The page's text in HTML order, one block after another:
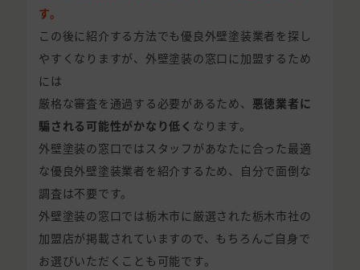
す。
この後に紹介する方法でも優良外壁塗装業者を探し
やすくなりますが、外壁塗装の窓口に加盟するため
には
厳格な審査を通過する必要があるため、 悪徳業者に
騙される可能性がかなり低く なります。
外壁塗装の窓口ではスタッフがあなたに合った最適
な優良外壁塗装業者を紹介するため、自分で面倒な
調査は不要です。
外壁塗装の窓口では栃木市に厳選された栃木市社の
加盟店が掲載されていますので、もちろんご自身で
お選びいただくことも可能です。